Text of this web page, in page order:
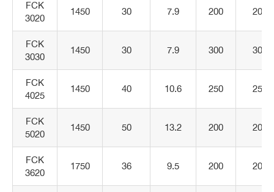
FCK
3020
1450 30 7.9 200 20
FCK
3030
1450 30 7.9 300 30
FCK
4025
1450 40 10.6 250 25
FCK
5020
1450 50 13.2 200 20
FCK
3620
1750 36 9.5 200 20